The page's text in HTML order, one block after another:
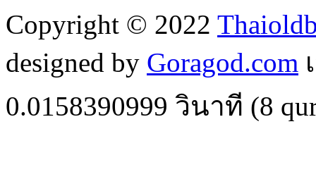
Copyright © 2022
designed by Goragod.com
0.0158390999 วินาที (8